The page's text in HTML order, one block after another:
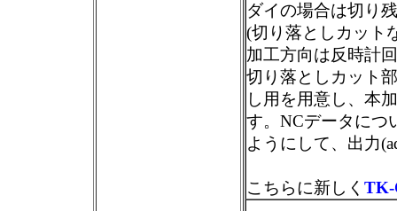
ダイの場合は切り
(切り落としカット
加工方向は反時計
切り落としカット
し用を用意し、本
す。NCデータにつ
ようにして、出力
こちらに新しく TK-